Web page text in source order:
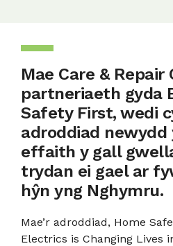
Mae Care &
partneriaeth gyda
Safety First, wedi
adroddiad newydd
effaith y gall
trydan ei gael ar
hŷn yng Nghymru.
Mae’r adroddiad, Home
Electrics is Changing Lives